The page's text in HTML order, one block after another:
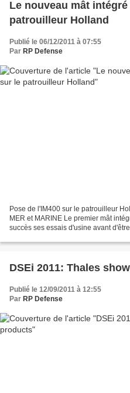
Le nouveau mât
patrouilleur Holland
Publié le 06/12/2011 à 07:55
Par RP Defense
Pose de l'IM400 sur le patrouilleur
MER et MARINE Le premier mât
succès ses essais d'usine avant
DSEi 2011: Thales
Publié le 12/09/2011 à 12:55
Par RP Defense